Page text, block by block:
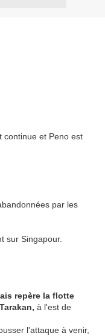
continue et Peno est
par les
sur Singapour.
repère la flotte
à l'est de
l'attaque à venir,